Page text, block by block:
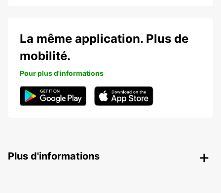
La même application. Plus de
mobilité.
Pour plus d'informations
Plus d'informations